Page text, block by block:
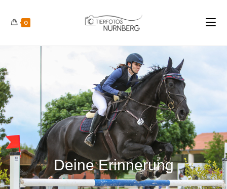
0
Deine Erinnerung